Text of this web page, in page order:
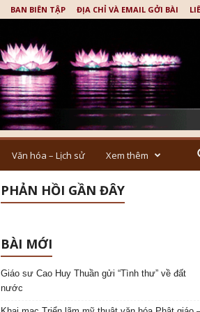
BAN BIÊN TẬP ĐỊA CHỈ VÀ EMAIL GỞI BÀI
Văn hóa – Lịch sử Xem thêm
PHẢN HỒI GẦN ĐÂY
BÀI MỚI
Giáo sư Cao Huy Thuần gửi “Tình thư” về đất
nước